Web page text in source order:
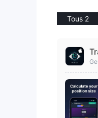
Tous 2